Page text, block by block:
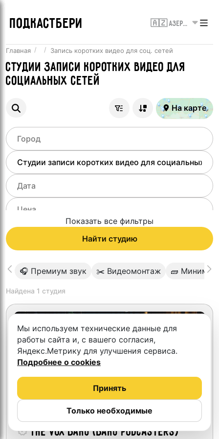
ПОДКАСТБЕРИ 🇦🇿 Азербайджан
Главная Запись коротких видео для соц. сетей
Студии записи коротких видео для
социальных сетей
На карте
Показать все фильтры
Найти студию
🎧 Премиум звук ✂️ Видеомонтаж 🧱
Найдена 1 студия
THE VOX BAKU (Baku Podcasters)
Мы используем технические данные для
работы сайта и, с вашего согласия,
Яндекс.Метрику для улучшения сервиса.
Подробнее о cookies
Только необходимые
Принять